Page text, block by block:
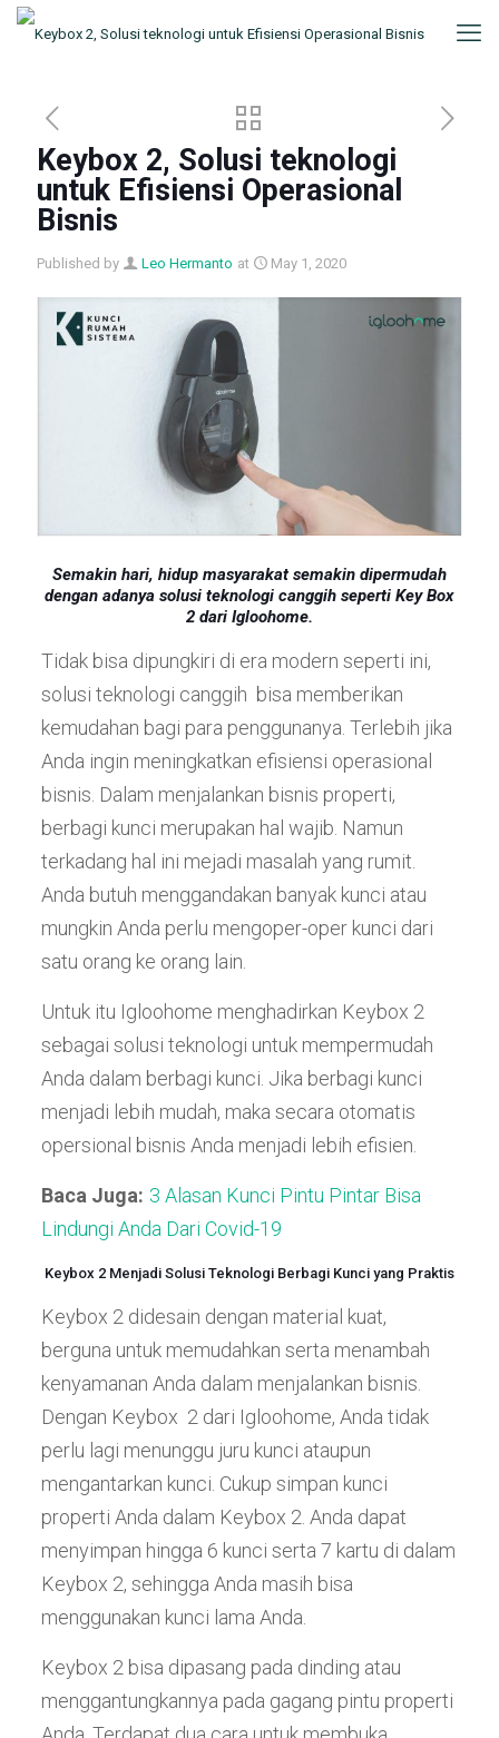
Keybox 2, Solusi teknologi
untuk Efisiensi Operasional
Bisnis
Published by Leo Hermanto at May 1, 2020
Semakin hari, hidup masyarakat semakin dipermudah
dengan adanya solusi teknologi canggih seperti Key Box
2 dari Igloohome.
Tidak bisa dipungkiri di era modern seperti ini,
solusi teknologi canggih bisa memberikan
kemudahan bagi para penggunanya. Terlebih jika
Anda ingin meningkatkan efisiensi operasional
bisnis. Dalam menjalankan bisnis properti,
berbagi kunci merupakan hal wajib. Namun
terkadang hal ini mejadi masalah yang rumit.
Anda butuh menggandakan banyak kunci atau
mungkin Anda perlu mengoper-oper kunci dari
satu orang ke orang lain.
Untuk itu Igloohome menghadirkan Keybox 2
sebagai solusi teknologi untuk mempermudah
Anda dalam berbagi kunci. Jika berbagi kunci
menjadi lebih mudah, maka secara otomatis
opersional bisnis Anda menjadi lebih efisien.
Baca Juga: 3 Alasan Kunci Pintu Pintar Bisa
Lindungi Anda Dari Covid-19
Keybox 2 Menjadi Solusi Teknologi Berbagi Kunci yang Praktis
Keybox 2 didesain dengan material kuat,
berguna untuk memudahkan serta menambah
kenyamanan Anda dalam menjalankan bisnis.
Dengan Keybox 2 dari Igloohome, Anda tidak
perlu lagi menunggu juru kunci ataupun
mengantarkan kunci. Cukup simpan kunci
properti Anda dalam Keybox 2. Anda dapat
menyimpan hingga 6 kunci serta 7 kartu di dalam
Keybox 2, sehingga Anda masih bisa
menggunakan kunci lama Anda.
Keybox 2 bisa dipasang pada dinding atau
menggantungkannya pada gagang pintu properti